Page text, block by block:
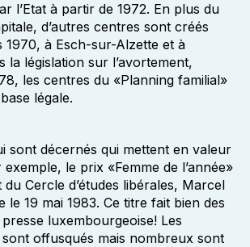
l’Etat à partir de 1972. En plus du
d’autres centres sont créés
1970, à Esch-sur-Alzette et à
la législation sur l’avortement,
les centres du «Planning familial»
légale.
sont décernés qui mettent en valeur
le prix «Femme de l’année»
Cercle d’études libérales, Marcel
le 19 mai 1983. Ce titre fait bien des
luxembourgeoise! Les
offusqués mais nombreux sont